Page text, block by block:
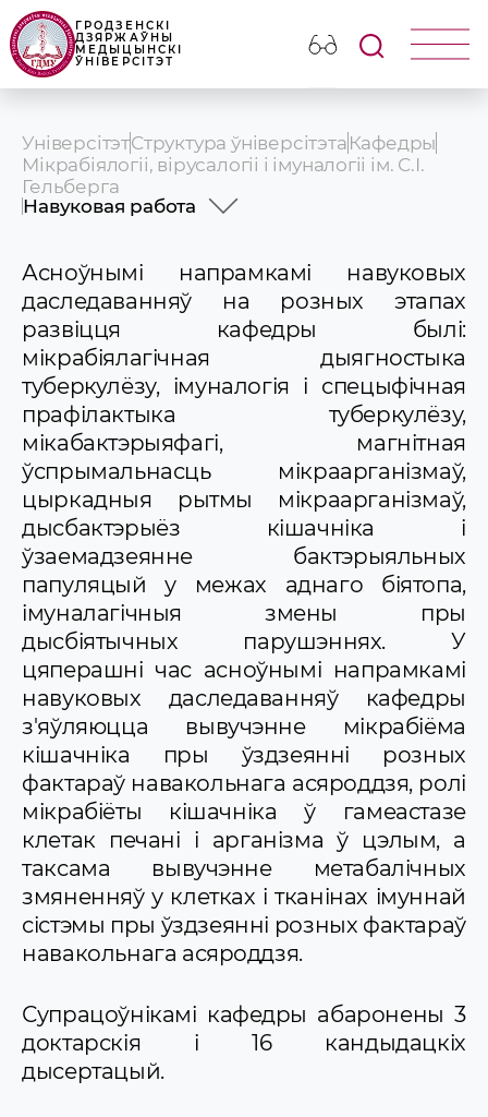
ГРОДЗЕНСКІ
ДЗЯРЖАЎНЫ
МЕДЫЦЫНСКІ
ЎНІВЕРСІТЭТ
УніверсітэтСтруктура ўніверсітэта Кафедры
Мікрабіялогіі, вірусалогіі і імуналогіі ім. С.І.
Гельберга
Навуковая работа
Прафесарска-выкладчыцкі склад
Вучэбная работа
Навуковая работа
Ідэалагічная і выхаваўчая работа
СНТ
Навіны і аб\'явы
Асноўнымі напрамкамі навуковых
даследаванняў на розных этапах
развіцця кафедры былі:
мікрабіялагічная дыягностыка
туберкулёзу, імуналогія і спецыфічная
прафілактыка туберкулёзу,
мікабактэрыяфагі, магнітная
ўспрымальнасць мікраарганізмаў,
цыркадныя рытмы мікраарганізмаў,
дысбактэрыёз кішачніка і
ўзаемадзеянне бактэрыяльных
папуляцый у межах аднаго біятопа,
імуналагічныя змены пры
дысбіятычных парушэннях. У
цяперашні час асноўнымі напрамкамі
навуковых даследаванняў кафедры
з'яўляюцца вывучэнне мікрабіёма
кішачніка пры ўздзеянні розных
фактараў навакольнага асяроддзя, ролі
мікрабіёты кішачніка ў гамеастазе
клетак печані і арганізма ў цэлым, а
таксама вывучэнне метабалічных
змяненняў у клетках і тканінах імуннай
сістэмы пры ўздзеянні розных фактараў
навакольнага асяроддзя.
Супрацоўнікамі кафедры абаронены 3
доктарскія і 16 кандыдацкіх
дысертацый.